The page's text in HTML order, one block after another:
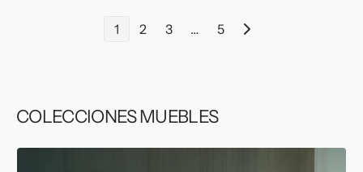
1 2 3 … 5
COLECCIONES MUEBLES